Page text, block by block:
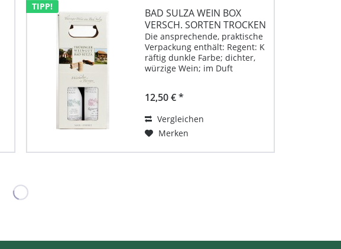
TIPP!
BAD SULZA WEIN BOX
VERSCH. SORTEN TROCKEN
Die ansprechende, praktische
Verpackung enthält: Regent: K
räftig dunkle Farbe; dichter,
würzige Wein; im Duft
Geschmack, leicht
Gutedel: L eichter, frischer,...
12,50 € *
Vergleichen
Merken